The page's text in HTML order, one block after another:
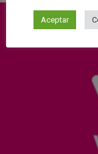
Aceptar